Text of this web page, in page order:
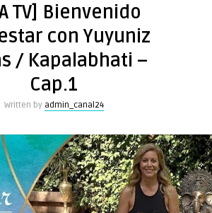
TV] Bienvenido
con Yuyuniz
/ Kapalabhati –
Cap.1
Written by admin_canal24